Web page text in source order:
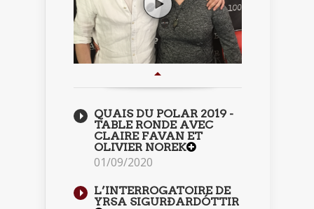
QUAIS DU POLAR 2019 -
TABLE RONDE AVEC
CLAIRE FAVAN ET
OLIVIER NOREK
01/09/2020
L’INTERROGATOIRE DE
YRSA SIGURÐARDÓTTIR